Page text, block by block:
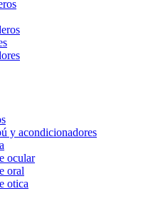
y acondicionadores
ocular
oral
otica